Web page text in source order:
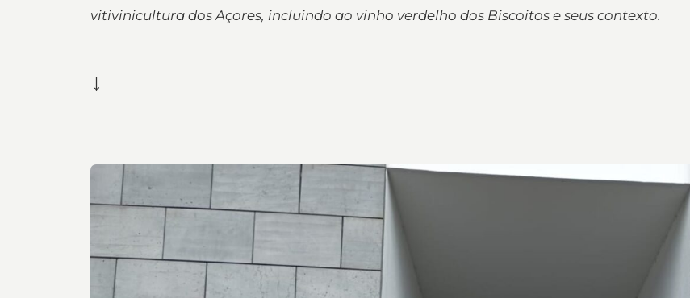
vitivinicultura dos Açores, incluindo ao vinho verdelho dos Biscoitos e seus contexto.
↓